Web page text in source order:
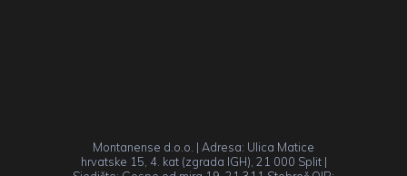
Montanense d.o.o. | Adresa: Ulica Matice
hrvatske 15, 4. kat (zgrada IGH), 21 000 Split |